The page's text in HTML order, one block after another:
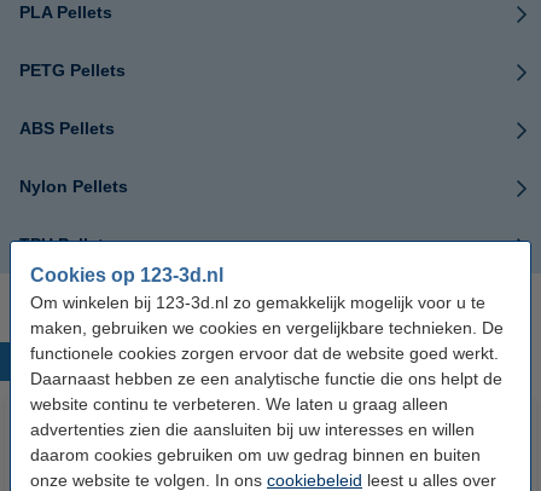
Cookies op 123-3d.nl
Om winkelen bij 123-3d.nl zo gemakkelijk mogelijk voor u te
maken, gebruiken we cookies en vergelijkbare technieken. De
functionele cookies zorgen ervoor dat de website goed werkt.
Daarnaast hebben ze een analytische functie die ons helpt de
website continu te verbeteren. We laten u graag alleen
advertenties zien die aansluiten bij uw interesses en willen
daarom cookies gebruiken om uw gedrag binnen en buiten
onze website te volgen. In ons cookiebeleid leest u alles over
PLA Pellets
PETG Pellets
ABS Pellets
Nylon Pellets
TPU Pellets
Populaire producten